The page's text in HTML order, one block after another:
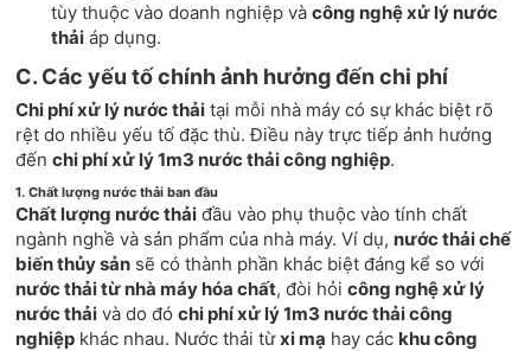
tùy thuộc vào doanh nghiệp vàcông nghệ xử lý nước
thải áp dụng.
C. Các yếu tố chính ảnh hưởng đến chi phí
Chi phí xử lý nước thải tại mỗi nhà máy có sự khác biệt rõ
rệt do nhiều yếu tố đặc thù. Điều này trực tiếp ảnh hưởng
đếnchi phí xử lý 1m3 nước thải công nghiệp.
1. Chất lượng nước thải ban đầu
Chất lượng nước thải đầu vào phụ thuộc vào tính chất
ngành nghề và sản phẩm của nhà máy. Ví dụ, nước thải chế
biến thủy sản sẽ có thành phần khác biệt đáng kể so với
nước thải từ nhà máy hóa chất, đòi hỏicông nghệ xử lý
nước thải và do đóchi phí xử lý 1m3 nước thải công
nghiệp khác nhau. Nước thải từxi mạ hay các khu công